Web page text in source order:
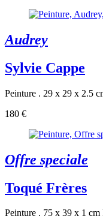
Audrey
Sylvie Cappe
Peinture . 29 x 29 x 2.5
180 €
Offre speciale
Toqué Frères
Peinture . 75 x 39 x 1 cm